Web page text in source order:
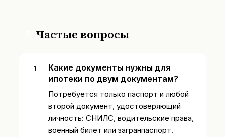
Частые вопросы
Какие документы нужны для
ипотеки по двум документам?
Потребуется только паспорт и любой
второй документ, удостоверяющий
личность: СНИЛС, водительские права,
военный билет или загранпаспорт.